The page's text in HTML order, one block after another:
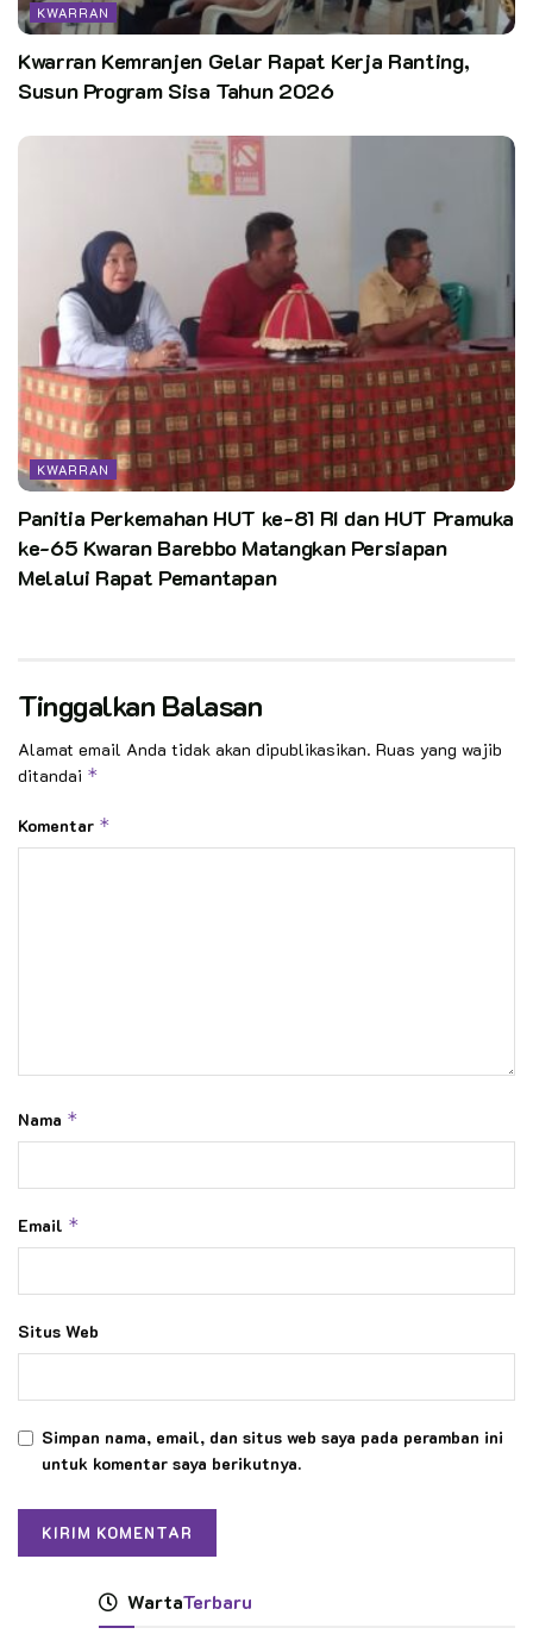
KWARRAN
Kwarran Kemranjen Gelar Rapat Kerja Ranting,
Susun Program Sisa Tahun 2026
KWARRAN
Panitia Perkemahan HUT ke-81 RI dan HUT Pramuka
ke-65 Kwaran Barebbo Matangkan Persiapan
Melalui Rapat Pemantapan
Tinggalkan Balasan
Alamat email Anda tidak akan dipublikasikan. Ruas yang wajib
ditandai *
Komentar *
Nama *
Email *
Situs Web
Simpan nama, email, dan situs web saya pada peramban ini
untuk komentar saya berikutnya.
WartaTerbaru